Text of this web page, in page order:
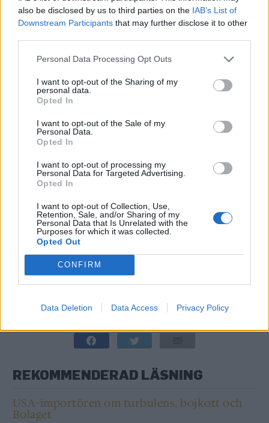
also be disclosed by us to third parties on the IAB’s List of
Downstream Participants that may further disclose it to other
Personal Data Processing Opt Outs
I want to opt-out of the Sharing of my
personal data.
Opted In
I want to opt-out of the Sale of my
Personal Data.
Opted In
I want to opt-out of processing my
Personal Data for Targeted Advertising.
Opted In
I want to opt-out of Collection, Use,
Retention, Sale, and/or Sharing of my
Personal Data that Is Unrelated with the
Purposes for which it was collected.
Opted Out
CONFIRM
Data Deletion Data Access Privacy Policy
Men på senare tid har det kommit lagändringar som
underlättar för ölbranschen. Så sent som i fjol blev
det tillåtet för bryggerier att sälja öl direkt till
som går under smeknamnet ”Brunch Bill”.
De allra flesta städerna står nämligen bakom
förslaget att tillåta alkoholförsäljning tidigare på
söndagar. Nu får man sälja öl från klockan 11 på
söndagar, i stället för 12.30 som tidigare. En
marginell skillnad kan tyckas, men personerna
bakom förslaget tror att det hela ska leda till nya
jobb och ökade skatteintäkter.
REKOMMENDERAD LÄSNING
USA-importören om turbulens, bojkott och
Bolaget